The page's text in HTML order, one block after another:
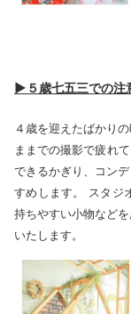
▶５歳七五三での注
４歳を迎えたばかり
ままでの撮影で疲れ
できるかぎり、コン
すめします。 スタジ
持ちやすい小物など
いたします。